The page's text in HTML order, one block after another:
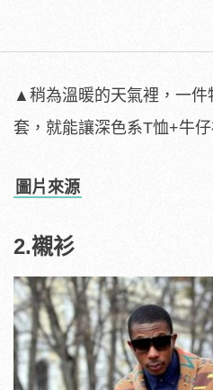
▲稍為溫暖的天氣裡，一件
套，就能讓深色系T恤+牛
圖片來源
2.襯衫